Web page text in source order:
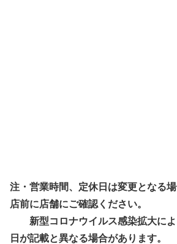
注・営業時間、定休日は変更となる
店前に店舗にご確認ください。
新型コロナウイルス感染拡大によ
日が記載と異なる場合があります。